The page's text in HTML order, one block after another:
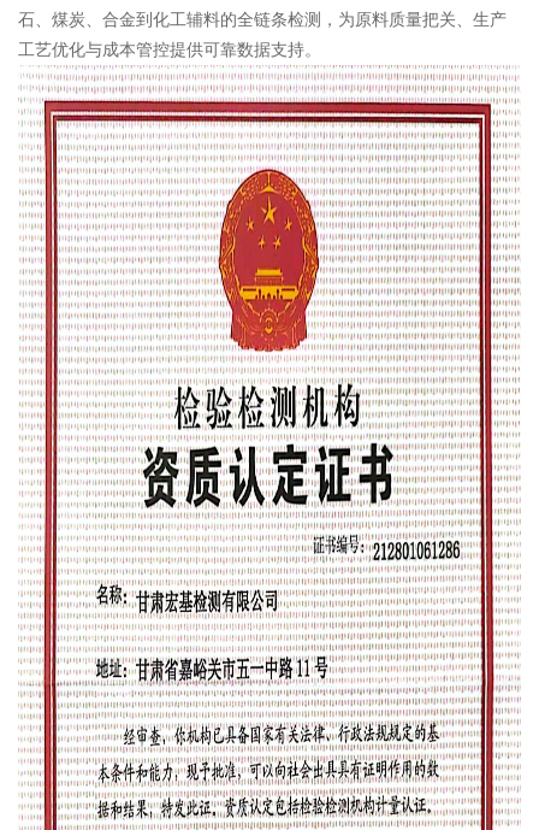
石、煤炭、合金到化工辅料的全链条检测，为原料质量把关、生产
工艺优化与成本管控提供可靠数据支持。